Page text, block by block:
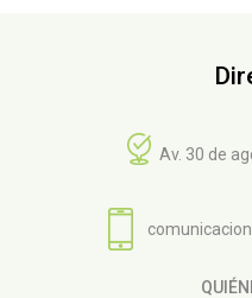
Av. 30 de